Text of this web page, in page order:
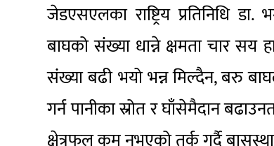
जेडएसएलका राष्ट्रिय प्रतिनिधि
बाघको संंख्या धान्ने क्षमता चार सय
संंख्या बढी भयो भन्न मिल्दैन, बरु
गर्न पानीका स्रोत र घाँसेमैदान